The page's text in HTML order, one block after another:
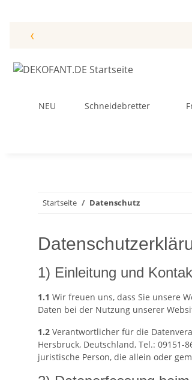
‹
NEU Schneidebretter
Startseite Datenschutz
1) Einleitung und
1.1 Wir freuen uns, dass Sie unsere
Daten bei der Nutzung unserer
1.2 Verantwortlicher für die
Hersbruck, Deutschland, Tel.:
juristische Person, die allein oder